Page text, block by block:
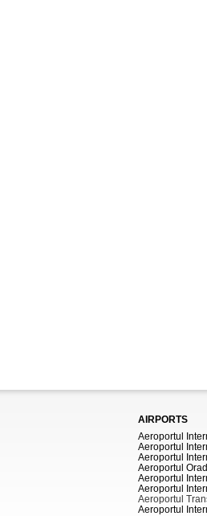
AIRPORTS
Aeroportul
Aeroportul
Aeroportul
Aeroportul
Aeroportul
Aeroportul
Aeroportul
Aeroportul